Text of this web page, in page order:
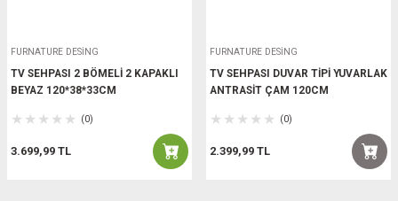
FURNATURE DESİNG
TV SEHPASI 2 BÖMELİ 2 KAPAKLI
BEYAZ 120*38*33CM
(0)
3.699,99 TL
FURNATURE DESİNG
TV SEHPASI DUVAR TİPİ YUVARLAK
ANTRASİT ÇAM 120CM
(0)
2.399,99 TL